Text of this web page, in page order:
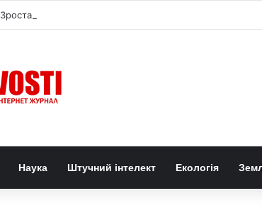
Зростання міського намету дерев знижує смертність у
Наука Штучний інтелект Екологія